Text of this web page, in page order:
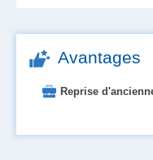
Avantages
Reprise
Aide au